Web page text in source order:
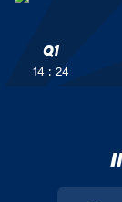
Q1
14 : 24